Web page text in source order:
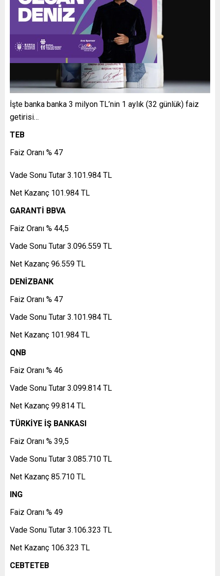
İşte banka banka 3 milyon TL’nin 1 aylık (32 günlük) faiz
getirisi…
TEB
Faiz Oranı % 47
Vade Sonu Tutar 3.101.984 TL
Net Kazanç 101.984 TL
GARANTİ BBVA
Faiz Oranı % 44,5
Vade Sonu Tutar 3.096.559 TL
Net Kazanç 96.559 TL
DENİZBANK
Faiz Oranı % 47
Vade Sonu Tutar 3.101.984 TL
Net Kazanç 101.984 TL
QNB
Faiz Oranı % 46
Vade Sonu Tutar 3.099.814 TL
Net Kazanç 99.814 TL
TÜRKİYE İŞ BANKASI
Faiz Oranı % 39,5
Vade Sonu Tutar 3.085.710 TL
Net Kazanç 85.710 TL
ING
Faiz Oranı % 49
Vade Sonu Tutar 3.106.323 TL
Net Kazanç 106.323 TL
CEBTETEB